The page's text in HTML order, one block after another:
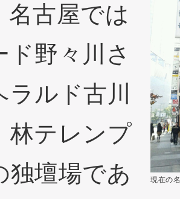
現在の
名古屋では
ド野々川さ
ラルド古川
林テレンプ
独壇場であ